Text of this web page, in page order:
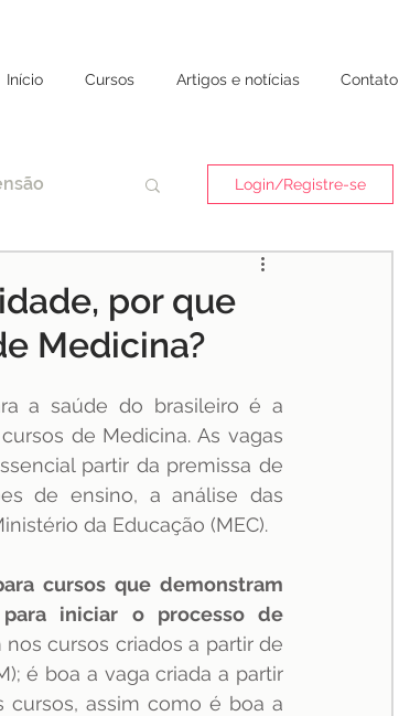
Início Cursos Artigos e notícias Contato
Educação
Login/Registre-se
por que
Medicina?
a saúde do brasileiro é a
de Medicina. As vagas
partir da premissa de
de ensino, a análise das
da Educação (MEC).
cursos que demonstram
iniciar o processo de
cursos criados a partir de
é boa a vaga criada a partir
assim como é boa a